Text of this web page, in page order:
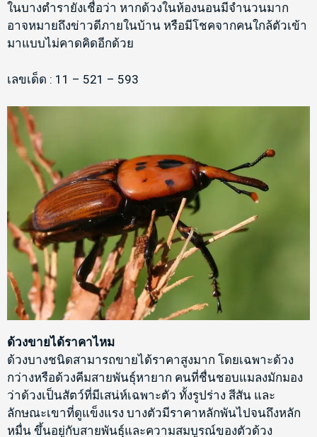
ในบางตำรายังเชื่อว่า หากด้วงในห้องนอนมีจำนวนมาก
อาจหมายถึงข่าวดีภายในบ้าน หรือมีโชคจากคนใกล้ตัวเข้า
มาแบบไม่คาดคิดอีกด้วย
เลขเด็ด : 11 – 521 – 593
ด้วงขายได้ราคาไหม
ด้วงบางชนิดสามารถขายได้ราคาสูงมาก โดยเฉพาะด้วง
กว่างหรือด้วงคีมสายพันธุ์หายาก คนที่ชื่นชอบแมลงมักมอง
ว่าด้วงเป็นสัตว์ที่มีเสน่ห์เฉพาะตัว ทั้งรูปร่าง สีสัน และ
ลักษณะเขาที่ดูแข็งแรง บางตัวมีราคาหลักพันไปจนถึงหลัก
หมื่น ขึ้นอยู่กับสายพันธุ์และความสมบูรณ์ของตัวด้วง